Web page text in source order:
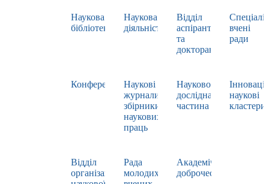
Наукова
бібліотека
Наукова
діяльність
Відділ
аспірантури
та
докторантури
вчені
ради
Конференції
Наукові
журнали,
збірники
наукових
праць
Науково-
дослідна
частина
наукові
кластери
Відділ
організації
Рада
молодих
Академічна
доброчесність